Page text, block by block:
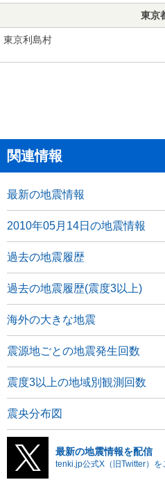
東京
東京利島村
関連情報
最新の地震情報
2010年05月14日の地震情報
過去の地震履歴
過去の地震履歴(震度3以上)
海外の大きな地震
震源地ごとの地震発生回数
震度3以上の地域別観測回数
震央分布図
最新の地震情報を配信
tenki.jp公式X（旧Twitter）を